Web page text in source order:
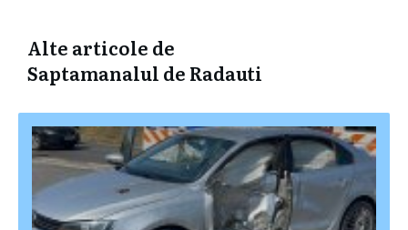
Alte articole de
Saptamanalul de Radauti